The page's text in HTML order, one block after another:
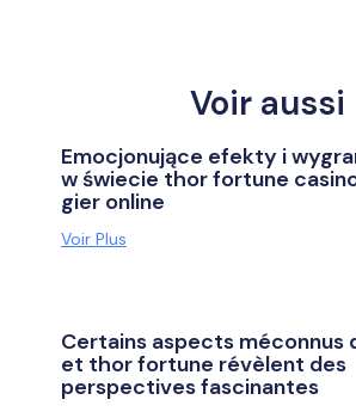
Voir aussi
Emocjonujące efekty i
w świecie thor fortune
gier online
Voir Plus
Certains aspects méconnus
et thor fortune révèlent des
perspectives fascinantes